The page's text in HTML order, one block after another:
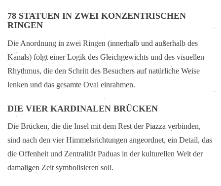
78 STATUEN IN ZWEI KONZENTRISCHEN
RINGEN
Die Anordnung in zwei Ringen (innerhalb und außerhalb des
Kanals) folgt einer Logik des Gleichgewichts und des visuellen
Rhythmus, die den Schritt des Besuchers auf natürliche Weise
lenken und das gesamte Oval einrahmen.
DIE VIER KARDINALEN BRÜCKEN
Die Brücken, die die Insel mit dem Rest der Piazza verbinden,
sind nach den vier Himmelsrichtungen angeordnet, ein Detail, das
die Offenheit und Zentralität Paduas in der kulturellen Welt der
damaligen Zeit symbolisieren soll.